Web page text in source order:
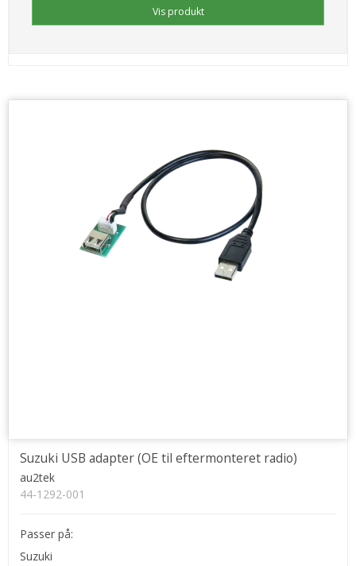
Vis produkt
Suzuki USB adapter (OE til eftermonteret radio)
au2tek
44-1292-001
Passer på:
Suzuki